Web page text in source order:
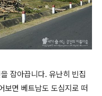
잡아끕니다. 유난히 빈집
보면 베트남도 도심지로 떠